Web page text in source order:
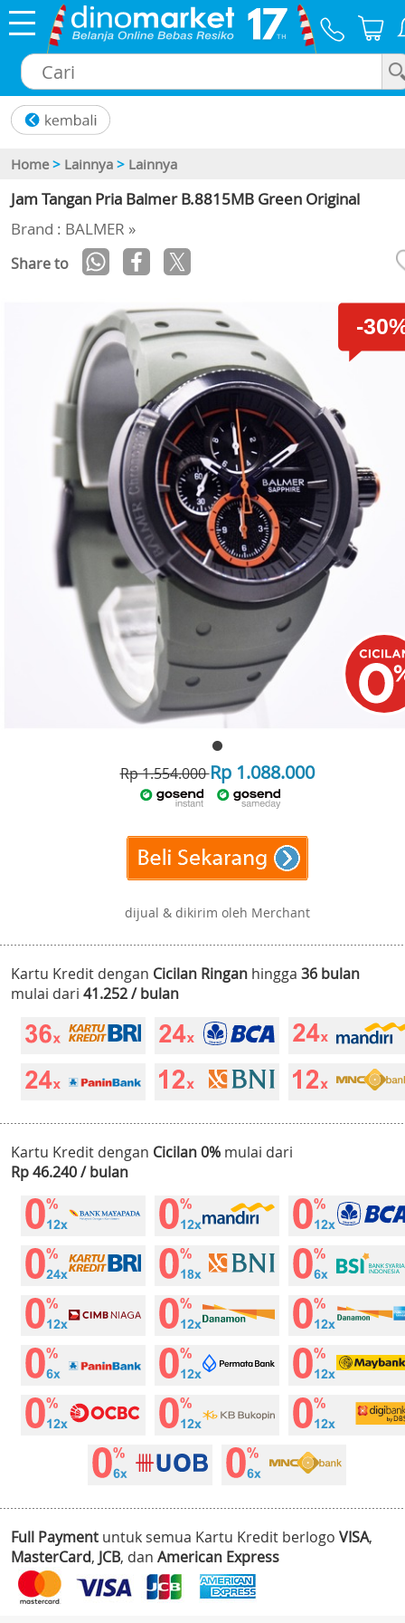
Home > Lainnya > Lainnya
Jam Tangan Pria Balmer B.8815MB Green Original
Brand : BALMER »
Share to
-
Rp 1.554.000Rp 1.088.000
dijual & dikirim oleh Merchant
Kartu Kredit dengan Cicilan Ringan hingga 36 bulan
mulai dari 41.252 / bulan
Kartu Kredit dengan Cicilan 0% mulai dari
Rp 46.240 / bulan
Full Payment untuk semua Kartu Kredit berlogo VISA,
MasterCard, JCB, dan American Express